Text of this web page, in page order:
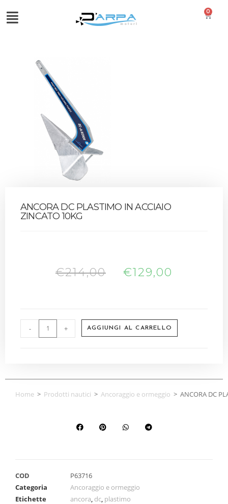
0
ANCORA DC PLASTIMO IN ACCIAIO
ZINCATO 10KG
€214,00 €129,00
- + AGGIUNGI AL CARRELLO
Home > Prodotti nautici > Ancoraggio e ormeggio > ANCORA DC
COD
P63716
Categoria
Ancoraggio e ormeggio
Etichette
ancora, dc, plastimo